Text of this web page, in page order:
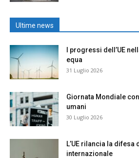
Ultime news
I progressi dell’UE
equa
31 Luglio 2026
Giornata Mondiale
umani
30 Luglio 2026
L’UE rilancia la
internazionale